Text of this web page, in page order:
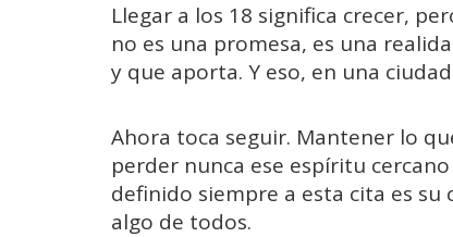
Llegar a los 18 significa crecer,
no es una promesa, es una
y que aporta. Y eso, en una
Ahora toca seguir. Mantener lo
perder nunca ese espíritu
definido siempre a esta cita es su
algo de todos.